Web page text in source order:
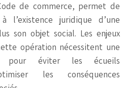
de commerce, permet de
l’existence juridique d’une
son objet social. Les enjeux
opération nécessitent une
pour éviter les écueils
les conséquences